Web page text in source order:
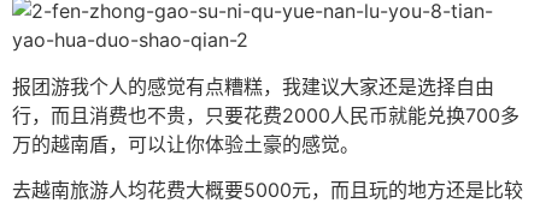
报团游我个人的感觉有点糟糕，我建议大家还是选择自由
行，而且消费也不贵，只要花费2000人民币就能兑换700多
万的越南盾，可以让你体验土豪的感觉。
去越南旅游人均花费大概要5000元，而且玩的地方还是比较